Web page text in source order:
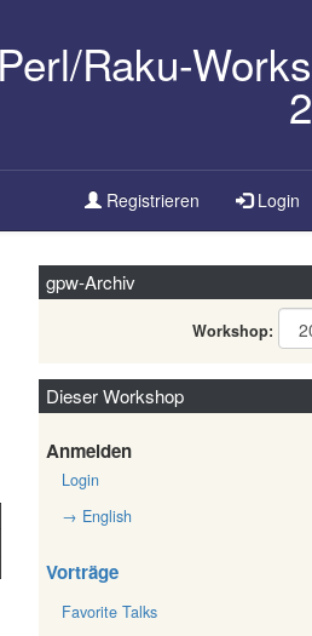
Raku-
Registrieren Login
gpw-Archiv
Workshop:
Dieser Workshop
Anmelden
Login
→ English
Vorträge
Favorite Talks